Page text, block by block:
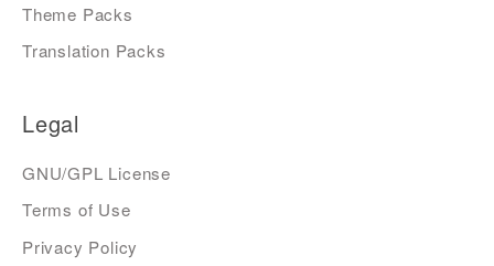
Theme Packs
Translation Packs
Legal
GNU/GPL License
Terms of Use
Privacy Policy